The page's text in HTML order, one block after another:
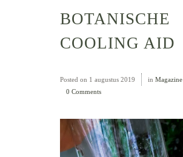
BOTANISCHE
COOLING AID
Posted on 1 augustus 2019 in Magazine
0 Comments